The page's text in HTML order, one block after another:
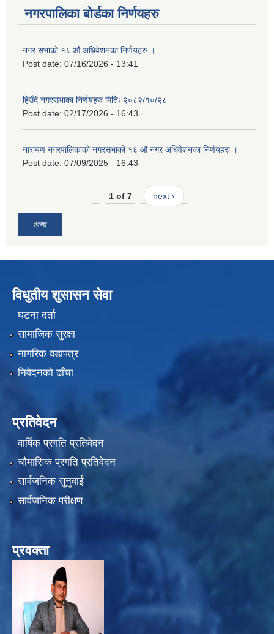
नगरपालिका बोर्डका निर्णयहरु
नगर सभाको १८ औं अधिवेशनका निर्णयहरु ।
Post date: 07/16/2026 - 13:41
हिउँदे नगरसभाका निर्णयहरु मितिः २०८२/१०/२८
Post date: 02/17/2026 - 16:43
नारायण नगरपालिकाको नगरसभाको १६ औं नगर अधिवेशनका निर्णयहरु ।
Post date: 07/09/2025 - 16:43
1 of 7 next ›
अन्य
विधुतीय शुसासन सेवा
घटना दर्ता
सामाजिक सुरक्षा
नागरिक वडापत्र
निवेदनको ढाँचा
प्रतिवेदन
वार्षिक प्रगति प्रतिवेदन
चौमासिक प्रगति प्रतिवेदन
सार्वजनिक सुनुवाई
सार्वजनिक परीक्षण
प्रवक्ता